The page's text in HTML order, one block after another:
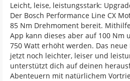
Leicht, leise, leistungsstark:
Der Bosch Performance Line CX
85 Nm Drehmoment bereit.
App kann dieses aber auf 100 Nm
750 Watt erhöht werden. Das neue
jetzt noch leichter, leiser und
unterstützt dich auf deinen
Abenteuern mit natürlichem